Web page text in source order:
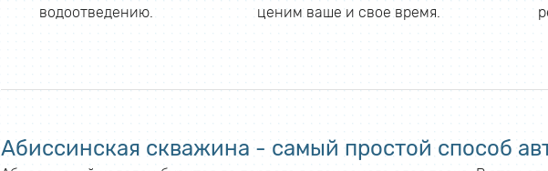
водоотведению.
ценим ваше и свое время.
Абиссинская скважина - самый простой способ